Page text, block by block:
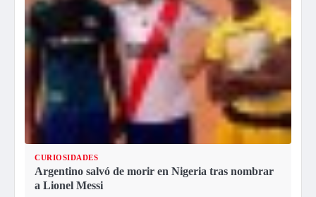
CURIOSIDADES
Argentino salvó de morir en Nigeria tras nombrar
a Lionel Messi